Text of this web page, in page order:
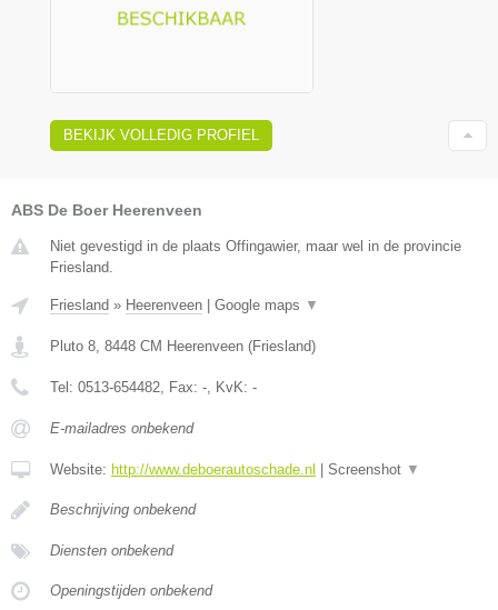
BEKIJK VOLLEDIG PROFIEL
ABS De Boer Heerenveen
Niet gevestigd in de plaats Offingawier, maar wel in de provincie
Friesland.
Friesland » Heerenveen Google maps ▼
Pluto 8, 8448 CM Heerenveen (Friesland)
Tel: 0513-654482, Fax: -, KvK: -
E-mailadres onbekend
Website: http://www.deboerautoschade.nl Screenshot ▼
Beschrijving onbekend
Diensten onbekend
Openingstijden onbekend